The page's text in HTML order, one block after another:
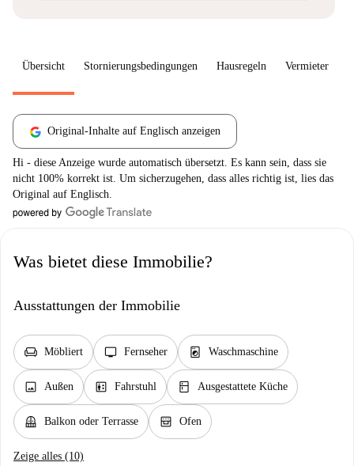
Übersicht Stornierungsbedingungen Hausregeln Vermieter
Original-Inhalte auf Englisch anzeigen
Hi - diese Anzeige wurde automatisch übersetzt. Es kann sein, dass sie
nicht 100% korrekt ist. Um sicherzugehen, dass alles richtig ist, lies das
Original auf Englisch.
Was bietet diese Immobilie?
Ausstattungen der Immobilie
chair Möbliert tv Fernseher local_laundry_service Waschmaschine
image Außen elevator Fahrstuhl kitchen Ausgestattete Küche
balcony Balkon oder Terrasse oven_gen Ofen
Zeige alles (10)